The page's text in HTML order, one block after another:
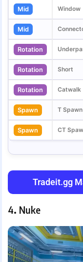
Mid Window
Mid
Rotation
Rotation Short
Rotation Catwalk
Spawn T Spawn
Spawn CT
Tradeit.gg
4. Nuke